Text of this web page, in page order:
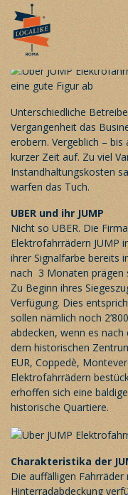
Der letzte
Sharing
Veröffentlicht am 3. Februar
Unterschiedliche
Vergangenheit das
erobern. Vergeblich –
kurzer Zeit auf. Zu viel
Instandhaltungskosten
warfen das Tuch.
UBER und ihr JUMP
Nicht so UBER. Die
Elektrofahrrädern JUMP
ihrer Signalfarbe bereits
nach 3 Monaten prägen
Zu Beginn ihres
Verfügung. Dies
sollen nämlich noch
abdecken, wenn es
dem historischen
EUR, Coppedè,
Elektrofahrrädern
erhoffen sich eine
historische Quartiere.
Charakteristika der
Die auffälligen
Hinterradabdeckung